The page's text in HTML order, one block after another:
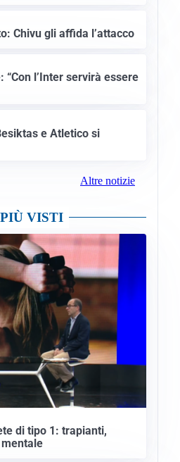
Chivu gli affida l’attacco
l’Inter servirà essere
e Atletico si
Altre notizie
VISTI
di tipo 1: trapianti,